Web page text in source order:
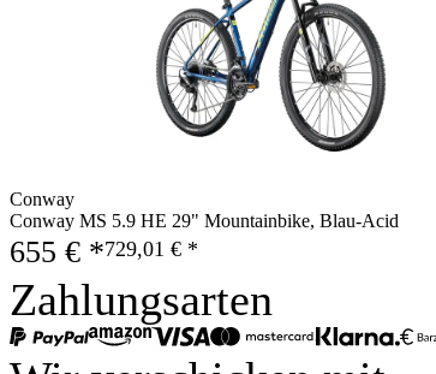
Conway
Conway MS 5.9 HE 29" Mountainbike, Blau-Acid
655 € *729,01 € *
Zahlungsarten